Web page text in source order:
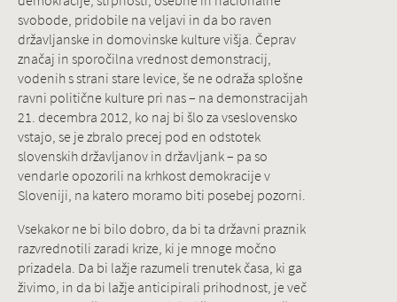
svobode, pridobile na veljavi in da bo raven
državljanske in domovinske kulture višja. Čeprav
značaj in sporočilna vrednost demonstracij,
vodenih s strani stare levice, še ne odraža splošne
ravni politične kulture pri nas – na demonstracijah
21. decembra 2012, ko naj bi šlo za vseslovensko
vstajo, se je zbralo precej pod en odstotek
slovenskih državljanov in državljank – pa so
vendarle opozorili na krhkost demokracije v
Sloveniji, na katero moramo biti posebej pozorni.
Vsekakor ne bi bilo dobro, da bi ta državni praznik
razvrednotili zaradi krize, ki je mnoge močno
prizadela. Da bi lažje razumeli trenutek časa, ki ga
živimo, in da bi lažje anticipirali prihodnost, je več